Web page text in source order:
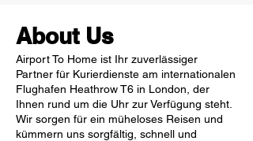
About Us
Airport To Home ist Ihr zuverlässiger
Partner für Kurierdienste am internationalen
Flughafen Heathrow T6 in London, der
Ihnen rund um die Uhr zur Verfügung steht.
Wir sorgen für ein müheloses Reisen und
kümmern uns sorgfältig, schnell und